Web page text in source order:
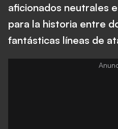
aficionados neutrales
para la historia entre
fantásticas líneas de